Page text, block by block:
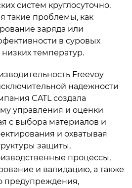
систем круглосуточно,
такие проблемы, как
заряда или
в суровых
температур.
Freevoy
надежности
CATL создала
управления и оценки
с выбора материалов и
и охватывая
защиты,
процессы,
и валидацию, а также
предупреждения,